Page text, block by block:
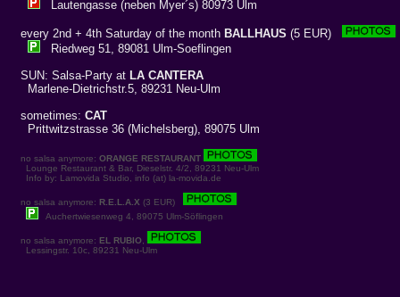
Lautengasse (neben Myer´s) 80973 Ulm
every 2nd + 4th Saturday of the month BALLHAUS (5 EUR)
Riedweg 51, 89081 Ulm-Soeflingen
SUN: Salsa-Party at LA CANTERA
Marlene-Dietrichstr.5, 89231 Neu-Ulm
sometimes: CAT
Prittwitzstrasse 36 (Michelsberg), 89075 Ulm
no salsa anymore: ORANGE RESTAURANT
Lounge Restaurant & Bar, Dieselstr. 4/2, 89231 Neu-Ulm
Info by: Lamovida Studio, info (at) la-movida.de
no salsa anymore: R.E.L.A.X (3 EUR)
Auchertwiesenweg 4, 89075 Ulm-Söflingen
no salsa anymore: EL RUBIO
Lessingstr. 10c, 89231 Neu-Ulm